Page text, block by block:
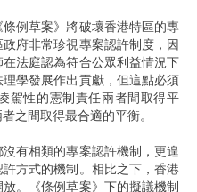
例草案》將破壞香港特區的專
府非常珍視專案認許制度，因
法庭認為符合公眾利益情況下
學發展作出貢獻，但這點必須
駕性的憲制責任兩者間取得平
之間取得最合適的平衡。
有相類的專案認許機制，更遑
方式的機制。相比之下，香港
。《條例草案》下的擬議機制